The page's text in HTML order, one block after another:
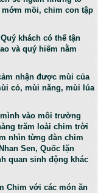
mồi, chim con tập
khách có thể tận
và quý hiếm nằm
nhận được mùi của
cỏ, mùi năng, mùi lúa
vào môi trường
trăm loài chim trời
nhìn từng đàn chim
Sen, Quốc lặn
quan sinh động khác
Chim với các món ăn